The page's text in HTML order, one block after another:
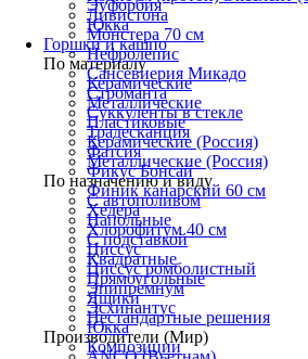
Эуфорбия
Юкка
Горшки и кашпо
По материалу
Керамические
Металлические
Пластиковые
Керамические (Россия)
Металлические (Россия)
По назначению и виду
С автополивом
Напольные
С подставкой
Квадратные
Прямоугольные
Ящики
Нестандартные решения
Производители (Мир)
Ливистона
Монстера 70 см
Нефролепис
Сансевиерия Микадо
Строманта
Суккуленты в стекле
Традесканция
Фатсия
Фикус Бонсай
Финик канарский 60 см
Хедера
Хлорофитум 40 см
Циссус
Циссус ромболистный
Эпипремнум
Эсхинантус
Юкка
Композиции